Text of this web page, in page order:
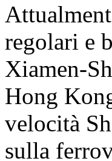
regolari e
Xiamen-
Hong
velocità
sulla